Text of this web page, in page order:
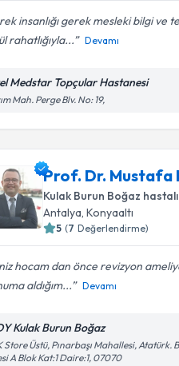
insanlığı gerek mesleki bilgi ve
rahatlığıyla...
Devamı
Medstar Topçular Hastanesi
Mah. Perge Blv. No: 19,
Prof. Dr. Mustafa
Kulak Burun Boğaz
Antalya , Konyaaltı
5 (7 Değerlendirme)
hocam dan önce revizyon
aldığım...
Devamı
Kulak Burun Boğaz
Store Üstü, Pınarbaşı Mahallesi, Atatürk.
A Blok Kat:1 Daire:1, 07070